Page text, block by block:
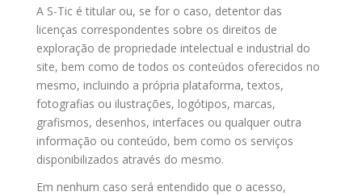
A S-Tic é titular ou, se for o caso, detentor das
licenças correspondentes sobre os direitos de
exploração de propriedade intelectual e industrial do
site, bem como de todos os conteúdos oferecidos no
mesmo, incluindo a própria plataforma, textos,
fotografias ou ilustrações, logótipos, marcas,
grafismos, desenhos, interfaces ou qualquer outra
informação ou conteúdo, bem como os serviços
disponibilizados através do mesmo.
Em nenhum caso será entendido que o acesso,